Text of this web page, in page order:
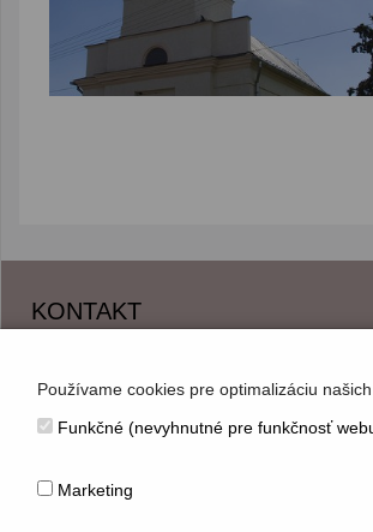
KONTAKT
Michalská 10, 815 36 Bratislava 1
+421 (2) 2047 0111, info@hc.sk
www.hc.sk
Používame cookies pre optimalizáciu
Funkčné (nevyhnutné pre funkčnosť
Marketing